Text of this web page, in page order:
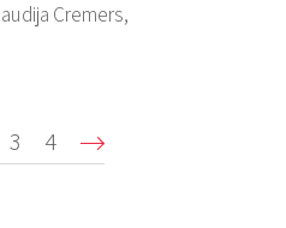
Cremers,
Page
3 Page
4